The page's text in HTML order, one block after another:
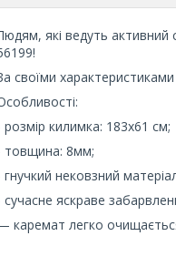
які ведуть активний
своїми
розмір килимка: 183х61 см;
товщина: 8мм;
гнучкий нековзний
сучасне яскраве
каремат легко